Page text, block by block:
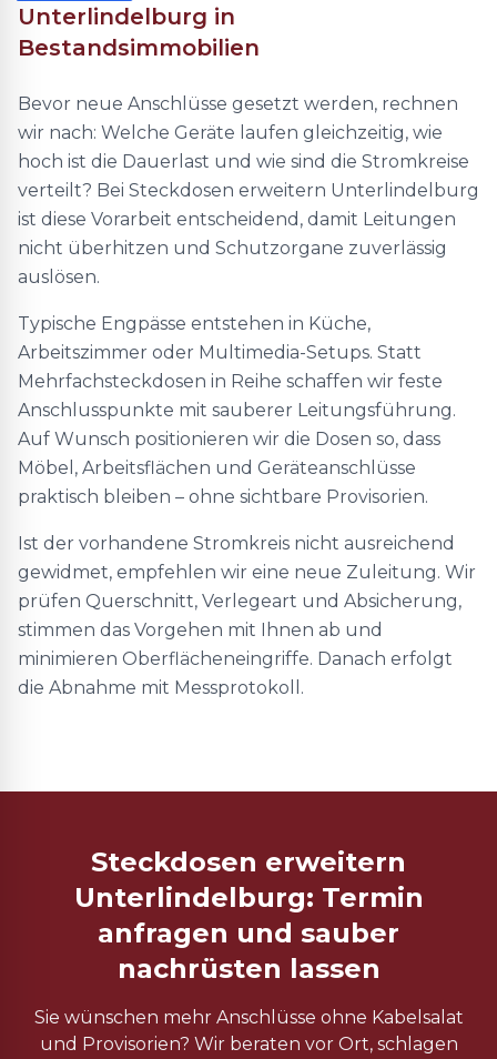
Unterlindelburg in
Bestandsimmobilien
Bevor neue Anschlüsse gesetzt werden, rechnen
wir nach: Welche Geräte laufen gleichzeitig, wie
hoch ist die Dauerlast und wie sind die Stromkreise
verteilt? Bei Steckdosen erweitern Unterlindelburg
ist diese Vorarbeit entscheidend, damit Leitungen
nicht überhitzen und Schutzorgane zuverlässig
auslösen.
Typische Engpässe entstehen in Küche,
Arbeitszimmer oder Multimedia-Setups. Statt
Mehrfachsteckdosen in Reihe schaffen wir feste
Anschlusspunkte mit sauberer Leitungsführung.
Auf Wunsch positionieren wir die Dosen so, dass
Möbel, Arbeitsflächen und Geräteanschlüsse
praktisch bleiben – ohne sichtbare Provisorien.
Ist der vorhandene Stromkreis nicht ausreichend
gewidmet, empfehlen wir eine neue Zuleitung. Wir
prüfen Querschnitt, Verlegeart und Absicherung,
stimmen das Vorgehen mit Ihnen ab und
minimieren Oberflächeneingriffe. Danach erfolgt
die Abnahme mit Messprotokoll.
Steckdosen erweitern
Unterlindelburg: Termin
anfragen und sauber
nachrüsten lassen
Sie wünschen mehr Anschlüsse ohne Kabelsalat
und Provisorien? Wir beraten vor Ort, schlagen